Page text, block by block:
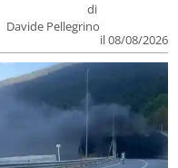
di
Davide Pellegrino
il 08/08/2026